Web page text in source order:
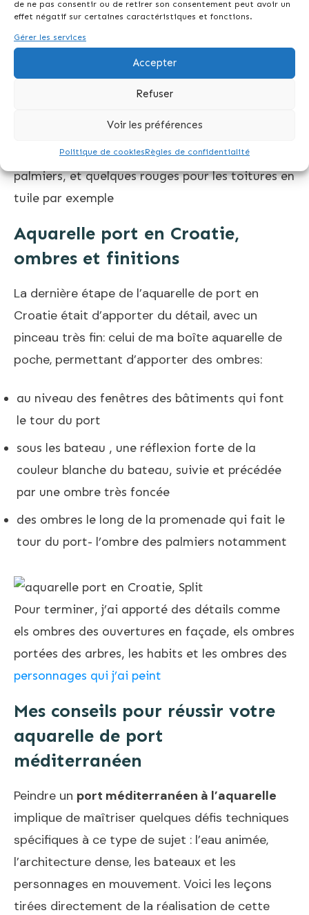
de ne pas consentir ou de retirer son consentement peut avoir un
effet négatif sur certaines caractéristiques et fonctions.
Gérer les services
Accepter
Refuser
Voir les préférences
Politique de cookiesRègles de confidentialité
assez sec et un pigment assez saturé, ce qui
donne l’impression de feuillage fin et dur, comme
L’étape suivante de mon aquarelle de port- les
palmiers, et quelques rouges pour les toitures en
tuile par exemple
Aquarelle port en Croatie,
ombres et finitions
La dernière étape de l’aquarelle de port en
Croatie était d’apporter du détail, avec un
pinceau très fin: celui de ma boîte aquarelle de
poche, permettant d’apporter des ombres:
au niveau des fenêtres des bâtiments qui font
le tour du port
sous les bateau , une réflexion forte de la
couleur blanche du bateau, suivie et précédée
par une ombre très foncée
des ombres le long de la promenade qui fait le
tour du port- l’ombre des palmiers notamment
Pour terminer, j’ai apporté des détails comme
els ombres des ouvertures en façade, els ombres
portées des arbres, les habits et les ombres des
personnages qui j’ai peint
Mes conseils pour réussir votre
aquarelle de port
méditerranéen
Peindre un port méditerranéen à l’aquarelle
implique de maîtriser quelques défis techniques
spécifiques à ce type de sujet : l’eau animée,
l’architecture dense, les bateaux et les
personnages en mouvement. Voici les leçons
tirées directement de la réalisation de cette